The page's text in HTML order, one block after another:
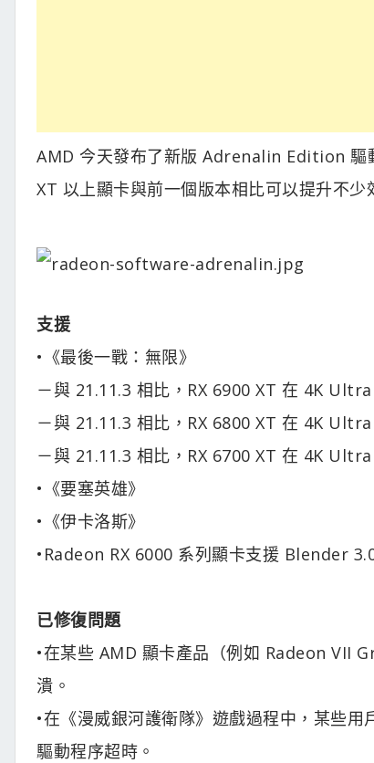
AMD 今天發布了新版 Adrenalin Edition 驅
XT 以上顯卡與前一個版本相比可以提升不
支援
•《最後一戰：無限》
－與 21.11.3 相比，RX 6900 XT 在 4K
－與 21.11.3 相比，RX 6800 XT 在 4K
－與 21.11.3 相比，RX 6700 XT 在 4K
•《要塞英雄》
•《伊卡洛斯》
•Radeon RX 6000 系列顯卡支援 Blender
已修復問題
•在某些 AMD 顯卡產品（例如 Radeon VII
潰。
•在《漫威銀河護衛隊》遊戲過程中，某些
驅動程序超時。